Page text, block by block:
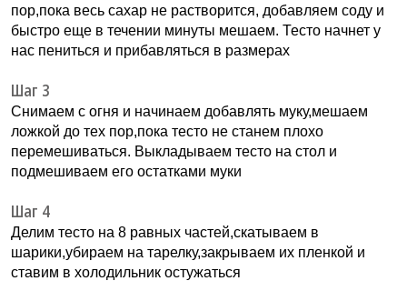
пор,пока весь сахар не растворится, добавляем соду и
быстро еще в течении минуты мешаем. Тесто начнет у
нас пениться и прибавляться в размерах
Шаг 3
Снимаем с огня и начинаем добавлять муку,мешаем
ложкой до тех пор,пока тесто не станем плохо
перемешиваться. Выкладываем тесто на стол и
подмешиваем его остатками муки
Шаг 4
Делим тесто на 8 равных частей,скатываем в
шарики,убираем на тарелку,закрываем их пленкой и
ставим в холодильник остужаться